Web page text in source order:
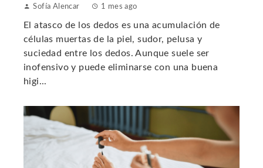
Sofía Alencar 1 mes ago
El atasco de los dedos es una acumulación de
células muertas de la piel, sudor, pelusa y
suciedad entre los dedos. Aunque suele ser
inofensivo y puede eliminarse con una buena
higi...